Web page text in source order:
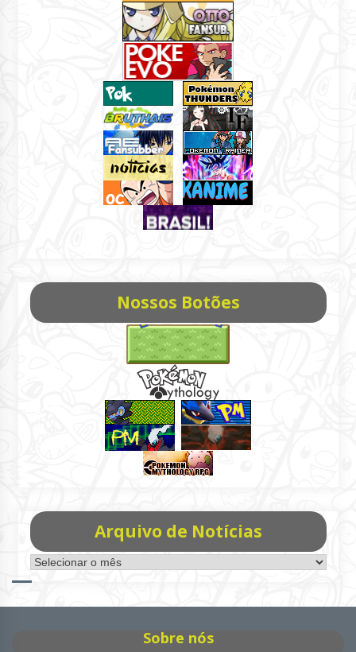
Nossos Botões
Arquivo de Notícias
Arquivo
de
Sobre nós